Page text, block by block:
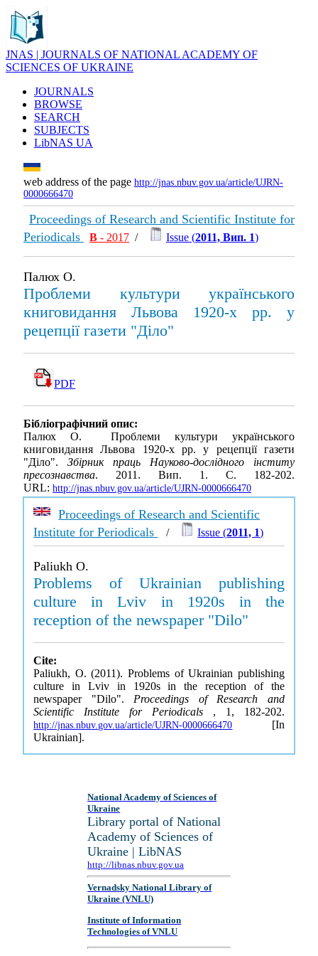
JNAS | JOURNALS OF NATIONAL ACADEMY OF
SCIENCES OF UKRAINE
JOURNALS
BROWSE
SEARCH
SUBJECTS
LibNAS UA
web address of the page http://jnas.nbuv.gov.ua/article/UJRN-
0000666470
Proceedings of Research and Scientific Institute for
Periodicals
В - 2017 / Issue (2011, Вип. 1)
Палюх О.
Проблеми культури українського
книговидання Львова 1920-х рр. у
рецепції газети "Діло"
PDF
Бібліографічний опис:
Палюх О. Проблеми культури українського
книговидання Львова 1920-х рр. у рецепції газети
"Діло". Збірник праць Науково-дослідного інститу
пресознавства. 2011. Вип. 1. С. 182-202.
URL: http://jnas.nbuv.gov.ua/article/UJRN-0000666470
Proceedings of Research and Scientific
Institute for Periodicals
/ Issue (2011, 1)
Paliukh O.
Problems of Ukrainian publishing
culture in Lviv in 1920s in the
reception of the newspaper "Dilo"
Cite:
Paliukh, O. (2011). Problems of Ukrainian publishing
culture in Lviv in 1920s in the reception of the
newspaper "Dilo". Proceedings of Research and
Scientific Institute for Periodicals , 1, 182-202.
http://jnas.nbuv.gov.ua/article/UJRN-0000666470 [In
Ukrainian].
National Academy of Sciences of
Ukraine
Library portal of National
Academy of Sciences of
Ukraine | LibNAS
http://libnas.nbuv.gov.ua
Vernadsky National Library of
Ukraine (VNLU)
Institute of Information
Technologies of VNLU